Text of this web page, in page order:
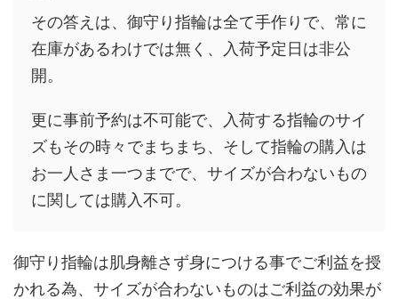
その答えは、御守り指輪は全て手作りで、常に
在庫があるわけでは無く、入荷予定日は非公
開。
更に事前予約は不可能で、入荷する指輪のサイ
ズもその時々でまちまち、そして指輪の購入は
お一人さま一つまでで、サイズが合わないもの
に関しては購入不可。
御守り指輪は肌身離さず身につける事でご利益を授
かれる為、サイズが合わないものはご利益の効果が